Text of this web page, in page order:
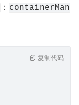
： containerMan
复制代码